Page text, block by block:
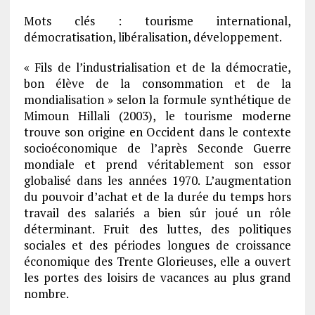
Mots clés : tourisme international,
démocratisation, libéralisation, développement.
« Fils de l’industrialisation et de la démocratie,
bon élève de la consommation et de la
mondialisation » selon la formule synthétique de
Mimoun Hillali (2003), le tourisme moderne
trouve son origine en Occident dans le contexte
socioéconomique de l’après Seconde Guerre
mondiale et prend véritablement son essor
globalisé dans les années 1970. L’augmentation
du pouvoir d’achat et de la durée du temps hors
travail des salariés a bien sûr joué un rôle
déterminant. Fruit des luttes, des politiques
sociales et des périodes longues de croissance
économique des Trente Glorieuses, elle a ouvert
les portes des loisirs de vacances au plus grand
nombre.